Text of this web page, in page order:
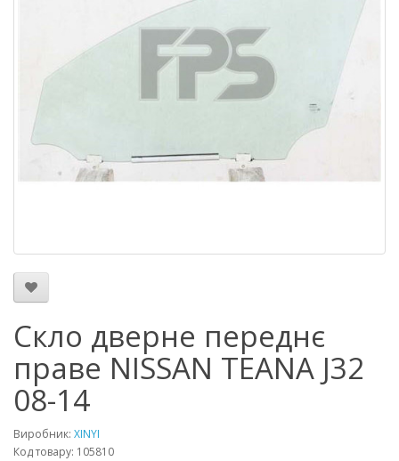
Скло дверне переднє
праве NISSAN TEANA J32
08-14
Виробник: XINYI
Код товару: 105810